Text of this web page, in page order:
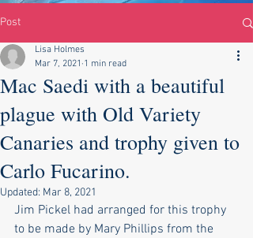
Post
Mac Saedi with a beautiful
plague with Old Variety
Canaries and trophy given to
Carlo Fucarino.
Lisa Holmes
Mar 7, 2021 1 min read
Updated: Mar 8, 2021
Jim Pickel had arranged for this trophy
to be made by Mary Phillips from the